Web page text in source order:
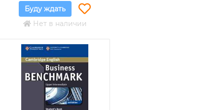
Буду ждать
Нет в наличии